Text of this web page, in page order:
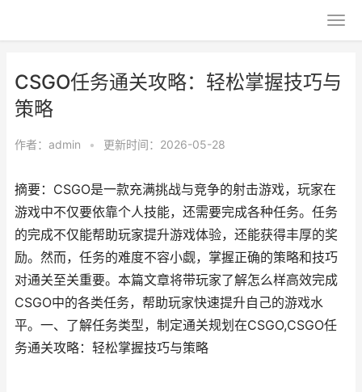
CSGO任务通关攻略：轻松掌握技巧与
策略
作者： admin • 更新时间：2026-05-28
摘要：CSGO是一款充满挑战与竞争的射击游戏，玩家在
游戏中不仅要依靠个人技能，还需要完成各种任务。任务
的完成不仅能帮助玩家提升游戏体验，还能获得丰厚的奖
励。然而，任务的难度不容小觑，掌握正确的策略和技巧
对通关至关重要。本篇文章将带玩家了解怎么样高效完成
CSGO中的各类任务，帮助玩家快速提升自己的游戏水
平。一、了解任务类型，制定通关规划在CSGO,CSGO任
务通关攻略：轻松掌握技巧与策略